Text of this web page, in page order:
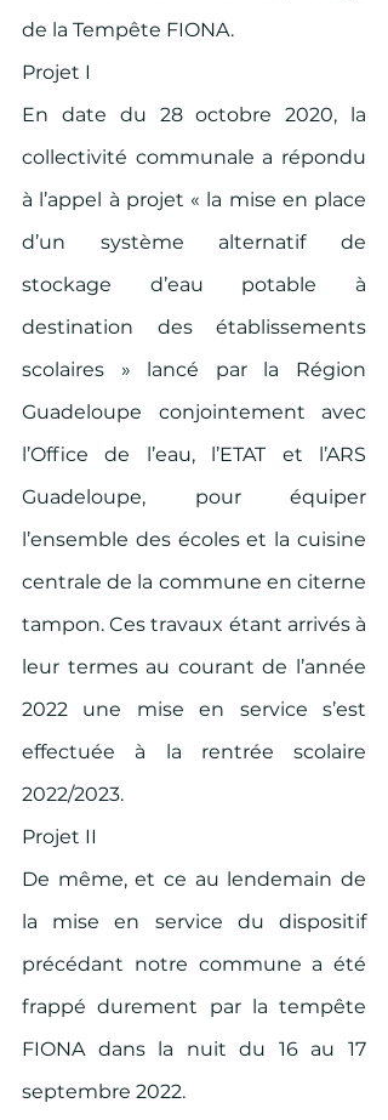
de la Tempête FIONA.
Projet I
En date du 28 octobre 2020, la
collectivité communale a répondu
à l’appel à projet « la mise en place
d’un système alternatif de
stockage d’eau potable à
destination des établissements
scolaires » lancé par la Région
Guadeloupe conjointement avec
l’Office de l’eau, l’ETAT et l’ARS
Guadeloupe, pour équiper
l’ensemble des écoles et la cuisine
centrale de la commune en citerne
tampon. Ces travaux étant arrivés à
leur termes au courant de l’année
2022 une mise en service s’est
effectuée à la rentrée scolaire
2022/2023.
Projet II
De même, et ce au lendemain de
la mise en service du dispositif
précédant notre commune a été
frappé durement par la tempête
FIONA dans la nuit du 16 au 17
septembre 2022.